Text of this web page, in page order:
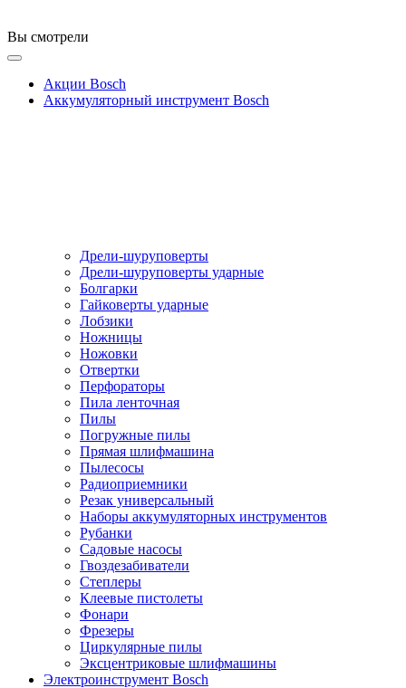
Вы смотрели
Акции Bosch
Аккумуляторный инструмент Bosch
Дрели-шуруповерты
Дрели-шуруповерты ударные
Болгарки
Гайковерты ударные
Лобзики
Ножницы
Ножовки
Отвертки
Перфораторы
Пила ленточная
Пилы
Погружные пилы
Прямая шлифмашина
Пылесосы
Радиоприемники
Резак универсальный
Наборы аккумуляторных инструментов
Рубанки
Садовые насосы
Гвоздезабиватели
Степлеры
Клеевые пистолеты
Фонари
Фрезеры
Циркулярные пилы
Эксцентриковые шлифмашины
Электроинструмент Bosch